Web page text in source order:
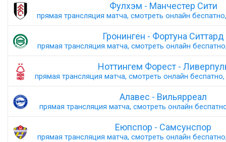
Фулхэм - Манчестер Сити
прямая трансляция матча, смотреть онлайн
Гронинген - Фортуна Ситтард
прямая трансляция матча, смотреть онлайн
Ноттингем Форест -
прямая трансляция матча, смотреть онлайн
Алавес - Вильярреал
прямая трансляция матча, смотреть онлайн
Еюпспор - Самсунспор
прямая трансляция матча, смотреть онлайн